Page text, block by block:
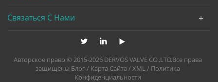
Связаться С Нами
Авторское право © 2015-2026 DERVOS VALVE CO.,LTD.Все права
защищены Блог / Карта Сайта /XML/ Политика
Конфиденциальности